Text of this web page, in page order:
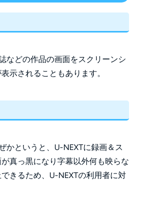
などの作品の画面をスクリーンシ
示されることもあります。
かというと、U-NEXTに録画＆ス
真っ黒になり字幕以外何も映らな
きるため、U-NEXTの利用者に対